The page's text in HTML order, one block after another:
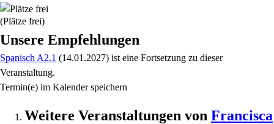
(Plätze frei)
Unsere Empfehlungen
Spanisch A2.1 (14.01.2027) ist eine Fortsetzung zu dieser
Veranstaltung.
Termin(e) im Kalender speichern
Weitere Veranstaltungen von Francisca